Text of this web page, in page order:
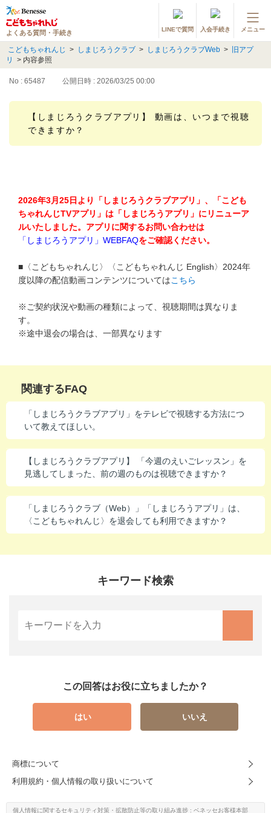
よくある質問・手続き LINEで質問 入会手続き メニュー
登録情報の変更・各種お手続き
会員ページへログイン
お客様サポート(手続き・照会)
よくある質問・お問い合わせ
他の講座のよくある質問・手続きはこちら
進研ゼミ 小学講座
進研ゼミ 中学講座 中高一貫
進研ゼミ 高校講座
こどもちゃれんじ > しまじろうクラブ > しまじろうクラブWeb >
旧アプ
リ
> 内容参照
No : 65487 公開日時 : 2026/03/25 00:00
【しまじろうクラブアプリ】 動画は、いつまで視聴
できますか？
2026年3月25日より「しまじろうクラブアプリ」、「こども
ちゃれんじTVアプリ」は「しまじろうアプリ」にリニューア
ルいたしました。アプリに関するお問い合わせは
「しまじろうアプリ」WEBFAQをご確認ください。
■〈こどもちゃれんじ〉〈こどもちゃれんじ English〉2024年
度以降の配信動画コンテンツについてはこちら
※ご契約状況や動画の種類によって、視聴期間は異なりま
す。
※途中退会の場合は、一部異なります
関連するFAQ
「しまじろうクラブアプリ」をテレビで視聴する方法につ
いて教えてほしい。
【しまじろうクラブアプリ】 「今週のえいごレッスン」を
見逃してしまった、前の週のものは視聴できますか？
「しまじろうクラブ（Web）」「しまじろうアプリ」は、
〈こどもちゃれんじ〉を退会しても利用できますか？
キーワード検索
この回答はお役に立ちましたか？
はい いいえ
商標について
利用規約・個人情報の取り扱いについて
個人情報に関するセキュリティ対策・ 拡散防止等の取り組み進捗 : ベネッセお客様本部